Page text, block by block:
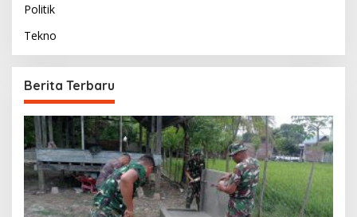
Politik
Tekno
Berita Terbaru